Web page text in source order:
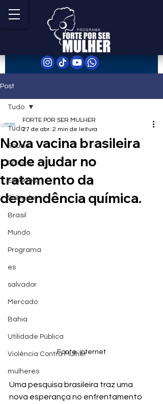
Post
Tudo
Saúde
Política
Esportes
Salvador
Brasil
Mundo
Programa
es
salvador
Mercado
Bahia
Utilidade Pública
Violência Contra Mulher
mulheres
Tudo
Nova vacina brasileira
pode ajudar no
tratamento da
dependência química.
FORTE POR SER MULHER
27 de abr. 2 min de leitura
Fonte: internet
Uma pesquisa brasileira traz uma
nova esperança no enfrentamento